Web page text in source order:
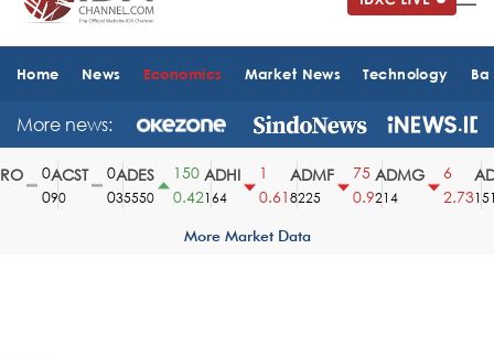
Home News Economics Market News Technology
More news:
ACST
90
ADES
35550
150
0.42
ADHI
164
0.61
ADMF
8225
75
0.9
ADMG
214
2.731510
More Market Data